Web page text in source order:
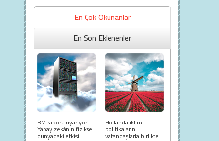
En Çok Okunanlar
En Son Eklenenler
BM raporu uyarıyor:
Yapay zekânın fiziksel
dünyadaki etkisi...
Hollanda iklim
politikalarını
vatandaşlarla birlikte...